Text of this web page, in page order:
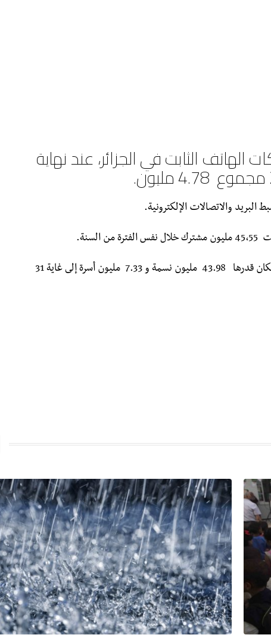
الثابت في الجزائر، عند نهاية
والاتصالات الإلكترونية.
للإشارة، فإنه تم إعداد الحصيلة حسب نسبة سكان قدرها 43.98 مليون نسمة و 7.33 مليون أسرة إلى غاية 31